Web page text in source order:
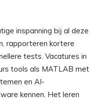
inspanning bij al deze
rapporteren kortere
tests. Vacatures in
tools als MATLAB met
en AI-
kennen. Het leren